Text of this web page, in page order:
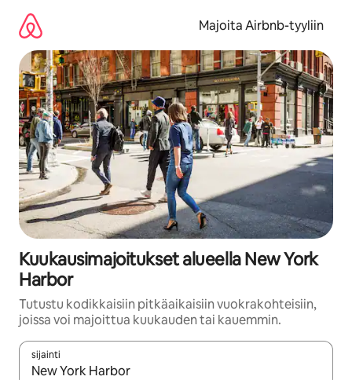
sisältö
väliin
Majoita Airbnb-tyyliin
Kuukausimajoitukset alueella New York
Harbor
Tutustu kodikkaisiin pitkäaikaisiin vuokrakohteisiin,
joissa voi majoittua kuukauden tai kauemmin.
sijainti
Kun tulokset ovat saatavilla, navigoi ylös- ja alas-